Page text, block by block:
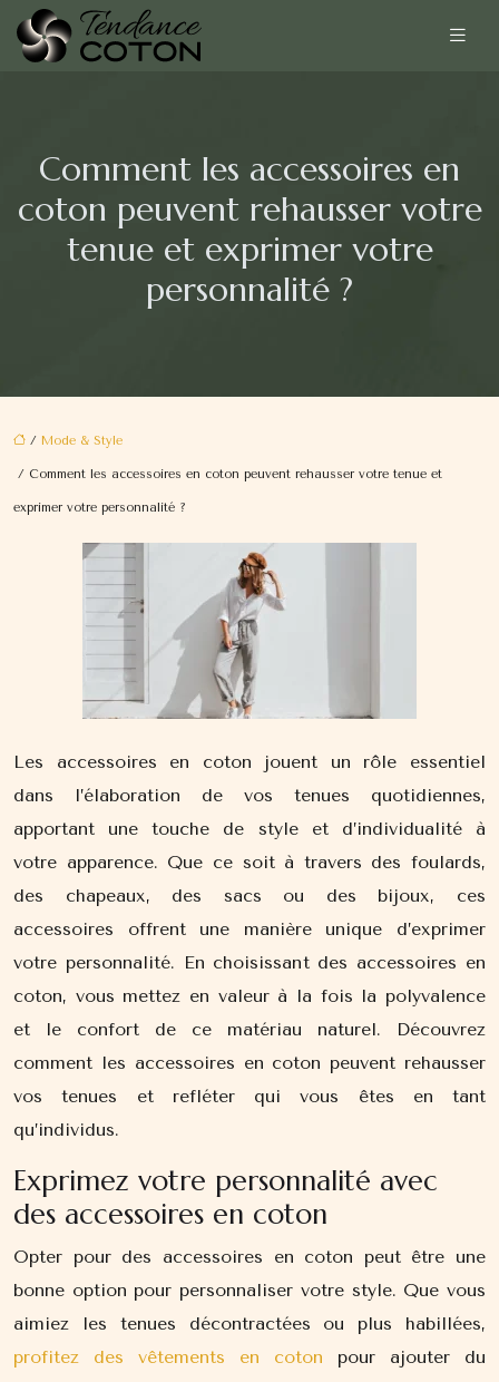
Comment les accessoires en
coton peuvent rehausser votre
tenue et exprimer votre
personnalité ?
/ Mode & Style
/ Comment les accessoires en coton peuvent rehausser votre tenue et
exprimer votre personnalité ?
Les accessoires en coton jouent un rôle essentiel
dans l’élaboration de vos tenues quotidiennes,
apportant une touche de style et d’individualité à
votre apparence. Que ce soit à travers des foulards,
des chapeaux, des sacs ou des bijoux, ces
accessoires offrent une manière unique d’exprimer
votre personnalité. En choisissant des accessoires en
coton, vous mettez en valeur à la fois la polyvalence
et le confort de ce matériau naturel. Découvrez
comment les accessoires en coton peuvent rehausser
vos tenues et refléter qui vous êtes en tant
qu’individus.
Exprimez votre personnalité avec
des accessoires en coton
Opter pour des accessoires en coton peut être une
bonne option pour personnaliser votre style. Que vous
aimiez les tenues décontractées ou plus habillées,
profitez des vêtements en coton pour ajouter du